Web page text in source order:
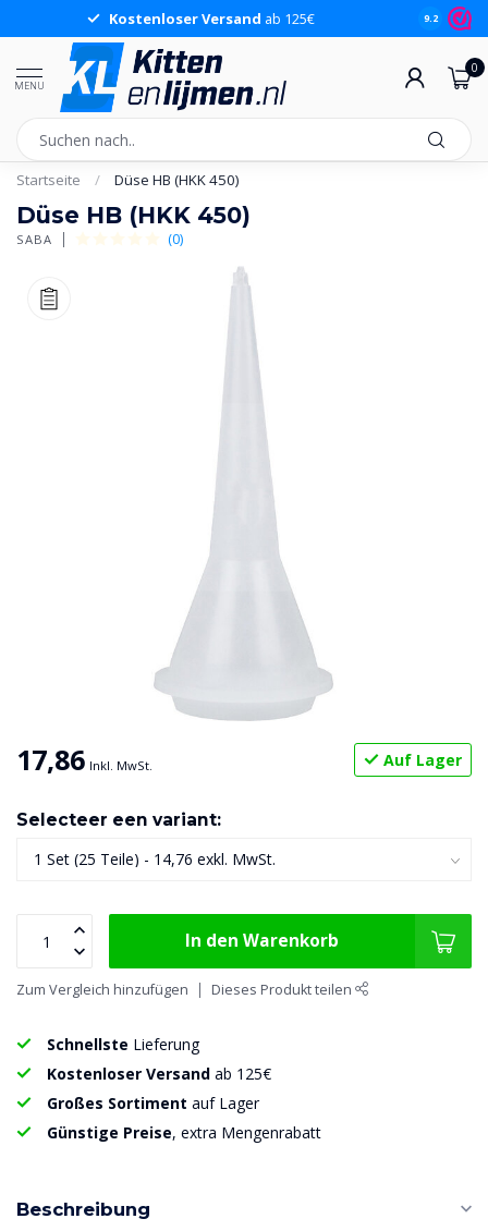
Kostenloser Versand ab 125€ 9.2
MENU
0
Startseite / Düse HB (HKK 450)
Düse HB (HKK 450)
SABA (0)
17,86 Inkl. MwSt. Auf Lager
Selecteer een variant:
In den Warenkorb
Zum Vergleich hinzufügen Dieses Produkt teilen
Schnellste Lieferung
Kostenloser Versand ab 125€
Großes Sortiment auf Lager
Günstige Preise, extra Mengenrabatt
Beschreibung